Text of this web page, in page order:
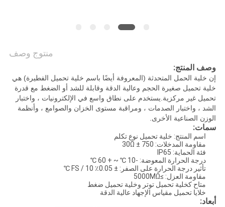
الخصوصية
منتوج وصف
وصف المنتج:
إن خلية الحمل المتحدثة (المعروفة أيضًا باسم خلية تحميل الفطيرة) هي
خلية تحميل صغيرة الحجم وعالية الدقة وقابلة للشد أو الضغط مع قدرة
تحميل غير مركزية.يستخدم على نطاق واسع في الإلكترونيات ، واختبار
الشد ، واختبار الصدمات ، ومراقبة مستوى الخزان والصوامع ، وأنظمة
الوزن الصناعية الأخرى.
سمات:
اسم المنتج: خلية تحميل نوع تكلم
مقاومة المدخلات: 750 ± 30Ω
فئة الحماية: IP65
درجة الحرارة المعوضة: -10 ℃ ~ + 60 ℃
تأثير درجة الحرارة على الصفر: ± 0.05٪ FS / 10 ℃
مقاومة العزل: ≥5000MΩ
متاح كخلية تحميل توتر وخلية تحميل ضغط
خلايا تحميل مقياس الإجهاد عالية الدقة
أبعاد: